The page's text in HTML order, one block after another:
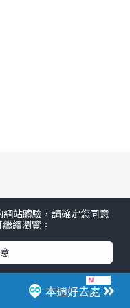
｜大坑逾20個好去處
開/港式懷舊麵檔/火
打卡cafe 附交通方式/
本週好去處
站體驗，請確定您同意
續瀏覽。